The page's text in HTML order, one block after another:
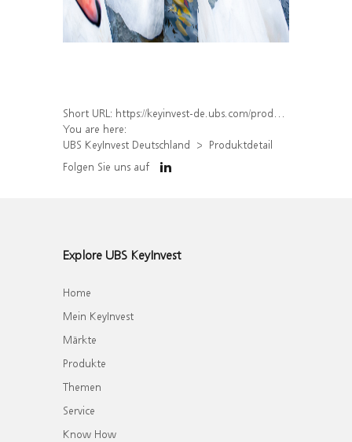
Short URL: https://keyinvest-de.ubs.com/produkt/detail/index/isin/DE000WA4FCY8
You are here:
UBS KeyInvest Deutschland
Produktdetail
Folgen Sie uns auf
Explore UBS KeyInvest
Home
Mein KeyInvest
Märkte
Produkte
Themen
Service
Know How